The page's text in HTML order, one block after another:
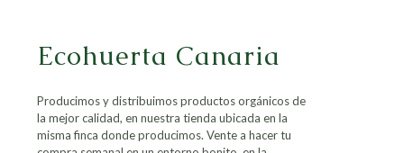
Ecohuerta Canaria
Producimos y distribuimos productos orgánicos de
la mejor calidad, en nuestra tienda ubicada en la
misma finca donde producimos. Vente a hacer tu